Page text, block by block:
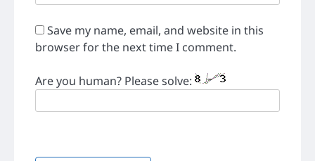
Save my name, email, and website in this
browser for the next time I comment.
Are you human? Please solve: